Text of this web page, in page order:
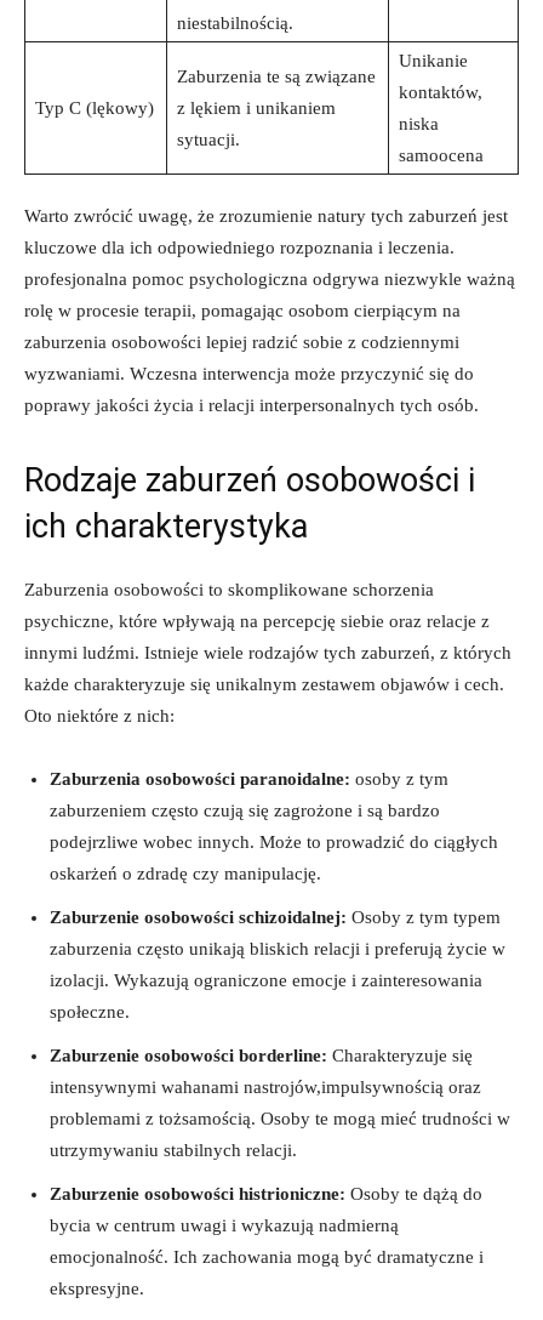
niestabilnością.
Typ C (lękowy)
Zaburzenia⁤ te są związane
z lękiem i ‍unikaniem
sytuacji.
Unikanie
kontaktów,
niska
samoocena
Warto‍ zwrócić uwagę, że ⁣zrozumienie​ natury tych zaburzeń jest
kluczowe dla ich ⁣odpowiedniego rozpoznania i leczenia.
profesjonalna pomoc psychologiczna odgrywa niezwykle ważną
rolę w procesie terapii, pomagając osobom cierpiącym⁣ na
⁣zaburzenia osobowości lepiej ​radzić sobie z codziennymi
wyzwaniami. Wczesna interwencja ⁢może przyczynić się ‌do
poprawy jakości⁢ życia i‍ relacji interpersonalnych ‍tych osób.
Rodzaje‍ zaburzeń osobowości ⁢i
ich charakterystyka
Zaburzenia osobowości to skomplikowane schorzenia
psychiczne, które wpływają na percepcję siebie ​oraz relacje⁢ z
innymi⁢ ludźmi. Istnieje wiele rodzajów tych⁢ zaburzeń, z których
⁤każde charakteryzuje się unikalnym zestawem objawów i cech.
Oto niektóre z nich:
Zaburzenia osobowości paranoidalne: osoby z tym ​
zaburzeniem często czują się zagrożone​ i są bardzo
⁣podejrzliwe ⁢wobec innych. Może to prowadzić do ciągłych
oskarżeń o zdradę czy⁤ manipulację.
Zaburzenie osobowości schizoidalnej: Osoby z tym typem
zaburzenia często unikają bliskich ⁢relacji i preferują⁣ życie w
izolacji. ​Wykazują ograniczone emocje i zainteresowania
społeczne.
Zaburzenie osobowości borderline: Charakteryzuje się
intensywnymi wahanami nastrojów,impulsywnością​ oraz
problemami z tożsamością. Osoby te mogą‍ mieć trudności w
utrzymywaniu stabilnych ​relacji.
Zaburzenie osobowości histrioniczne: Osoby te dążą do
bycia w centrum uwagi i wykazują nadmierną
emocjonalność. Ich‌ zachowania mogą być dramatyczne i
ekspresyjne.